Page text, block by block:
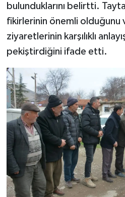
bulunduklarını belirtti.
fikirlerinin önemli olduğunu
ziyaretlerinin karşılıklı
pekiştirdiğini ifade etti.